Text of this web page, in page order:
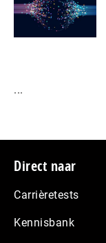
...
Footer
Direct naar
Carrièretests
Kennisbank